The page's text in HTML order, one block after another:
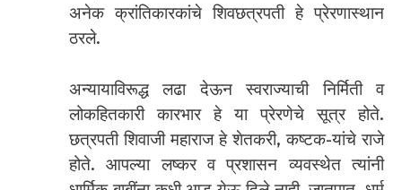
अनेक क्रांतिकारकांचे शिवछत्रपती हे प्रेरणास्थान
ठरले.
अन्यायाविरूद्ध लढा देऊन स्वराज्याची निर्मिती व
लोकहितकारी कारभार हे या प्रेरणेचे सूत्र होते.
छत्रपती शिवाजी महाराज हे शेतकरी, कष्टक-यांचे राजे
होते. आपल्या लष्कर व प्रशासन व्यवस्थेत त्यांनी